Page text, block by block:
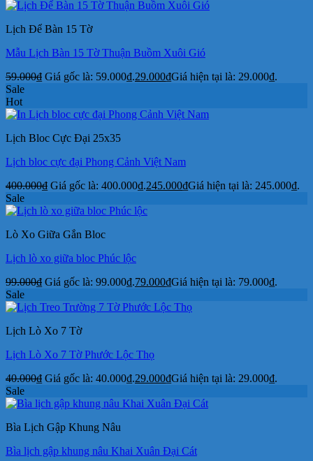
Lịch Để Bàn 15 Tờ
Mẫu Lịch Bàn 15 Tờ Thuận Buồm Xuôi Gió
59.000₫ Giá gốc là: 59.000₫.29.000₫Giá hiện tại là: 29.000₫.
Sale
Hot
Lịch Bloc Cực Đại 25x35
Lịch bloc cực đại Phong Cảnh Việt Nam
400.000₫ Giá gốc là: 400.000₫.245.000₫Giá hiện tại là: 245.000₫.
Sale
Lò Xo Giữa Gắn Bloc
Lịch lò xo giữa bloc Phúc lộc
99.000₫ Giá gốc là: 99.000₫.79.000₫Giá hiện tại là: 79.000₫.
Sale
Lịch Lò Xo 7 Tờ
Lịch Lò Xo 7 Tờ Phước Lộc Thọ
40.000₫ Giá gốc là: 40.000₫.29.000₫Giá hiện tại là: 29.000₫.
Sale
Bìa Lịch Gập Khung Nâu
Bìa lịch gập khung nâu Khai Xuân Đại Cát